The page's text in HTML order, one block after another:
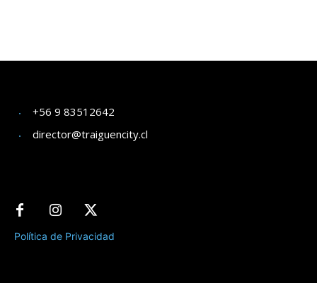
+56 9 83512642
director@traiguencity.cl
Política de Privacidad